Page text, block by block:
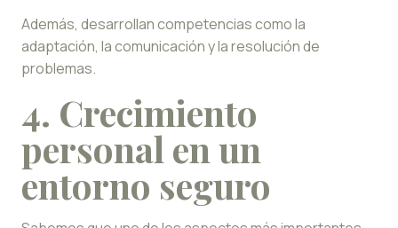
Además, desarrollan competencias como la
adaptación, la comunicación y la resolución de
problemas.
4. Crecimiento
personal en un
entorno seguro